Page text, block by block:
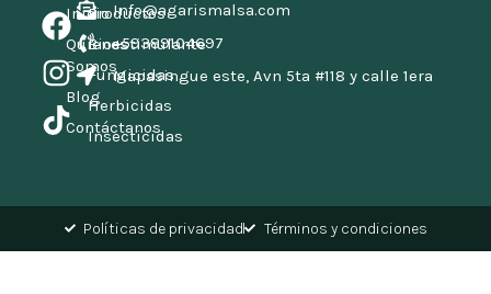
Inicio
Quienes
Somos
Blog
Contáctanos
Productos
Bioestimulante
Fungicidas
Herbicidas
Insecticidas
Info@agarismalsa.com
+59389104697
Mapasingue este, Avn 5ta #118 y calle 1era
Políticas de privacidad Términos y condiciones